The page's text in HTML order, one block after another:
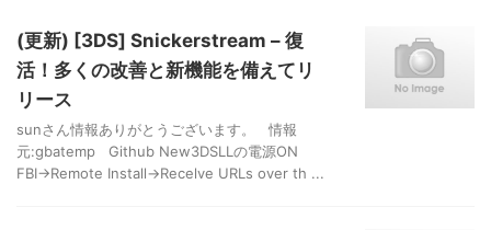
(更新) [3DS] Snickerstream – 復
活！多くの改善と新機能を備えてリ
リース
sunさん情報ありがとうございます。 情報
元:gbatemp Github New3DSLLの電源ON
FBI→Remote Install→Recelve URLs over th ...